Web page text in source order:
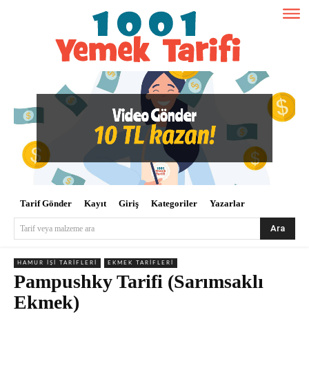
Tarif Gönder Kayıt Giriş Kategoriler Yazarlar
Tarif veya malzeme ara Ara
HAMUR İŞI TARIFLERI EKMEK TARIFLERI
Pampushky Tarifi (Sarımsaklı
Ekmek)